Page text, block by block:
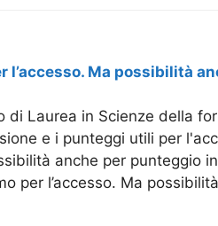
Ma possibilità
di Laurea in Scienze della
e i punteggi utili per
anche per punteggio
per l’accesso. Ma